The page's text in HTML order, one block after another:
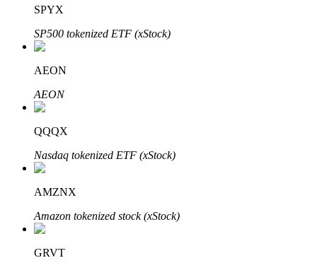
Узнайте о пассивном доходе
Bitrue
AI
Bitrue Партнеры
SPYX
SP500 tokenized ETF (xStock)
AEON
AEON
QQQX
Nasdaq tokenized ETF (xStock)
AMZNX
Amazon tokenized stock (xStock)
GRVT